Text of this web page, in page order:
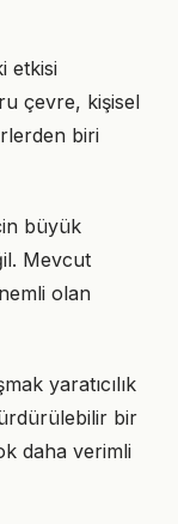
etkisi
çevre, kişisel
biri
büyük
Mevcut
olan
yaratıcılık
bir
daha verimli